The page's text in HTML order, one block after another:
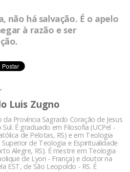
não há salvação. É o apelo
à razão e ser
Luis Zugno
da Província Sagrado Coração de Jesus
É graduado em Filosofia (UCPel -
de Pelotas, RS) e em Teologia
Superior de Teologia e Espiritualidade
Alegre, RS). É mestre em Teologia
de Lyon - França) e doutor na
EST, de São Leopoldo - RS. É